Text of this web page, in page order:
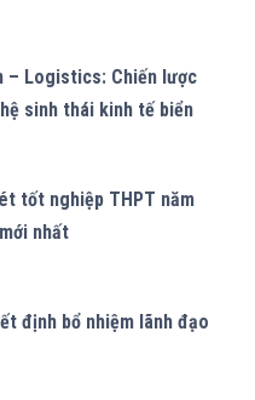
– Logistics: Chiến lược
sinh thái kinh tế biển
tốt nghiệp THPT năm
nhất
định bổ nhiệm lãnh đạo